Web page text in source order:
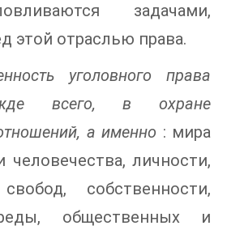
задачами,
этой отраслью права.
уголовного права
всего, в охране
а именно : мира
человечества, личности,
собственности,
общественных и